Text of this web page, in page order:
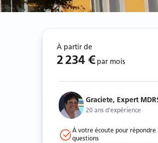
À partir de
2 234 € par mois
Graciete, Expert
20 ans d'expérience
À votre écoute pour répondre
questions